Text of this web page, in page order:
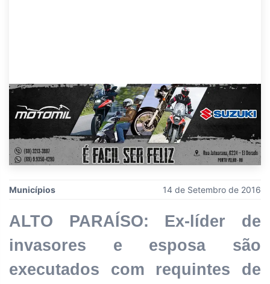
Municípios 14 de Setembro de 2016
ALTO PARAÍSO: Ex-líder de
invasores e esposa são
executados com requintes de